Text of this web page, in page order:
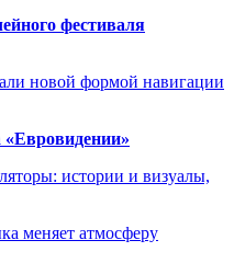
фестиваля
новой формой навигации
«Евровидении»
истории и визуалы,
меняет атмосферу